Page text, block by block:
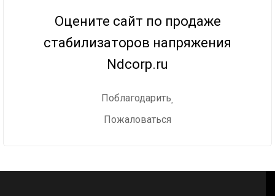
Оцените сайт по продаже
стабилизаторов напряжения
Ndcorp.ru
Поблагодарить
Пожаловаться